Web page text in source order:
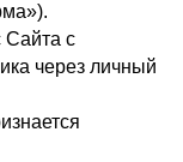
Сайта с
через личный